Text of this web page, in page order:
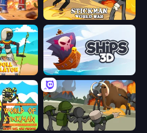
Stickman World War
Stick Ragdoll Battle Simulator Ships 3D
World of Stickman Classic RTS Stickman History Battle